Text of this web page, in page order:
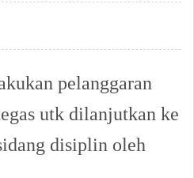
pelanggaran
utk dilanjutkan ke
disiplin oleh